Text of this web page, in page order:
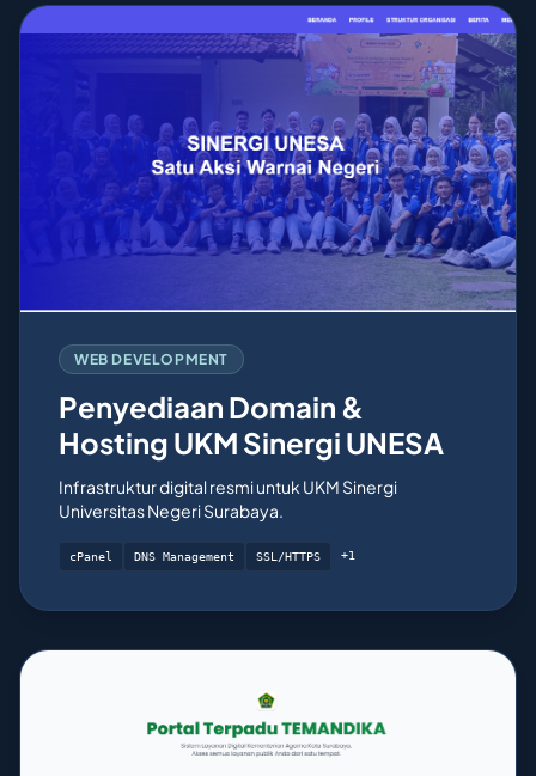
WEB DEVELOPMENT
Penyediaan Domain &
Hosting UKM Sinergi UNESA
Infrastruktur digital resmi untuk UKM Sinergi
Universitas Negeri Surabaya.
cPanel DNS Management SSL/HTTPS +1